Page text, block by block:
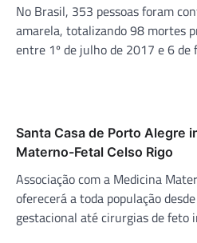
No Brasil, 353 pessoas foram
amarela, totalizando 98 mortes
entre 1º de julho de 2017 e 6 de
Santa Casa de Porto Alegre
Materno-Fetal Celso Rigo
Associação com a Medicina
oferecerá a toda população
gestacional até cirurgias de feto